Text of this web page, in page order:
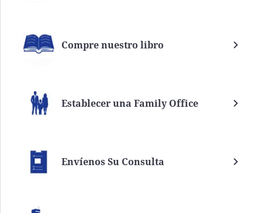
Compre nuestro libro
Establecer una Family Office
Envíenos Su Consulta